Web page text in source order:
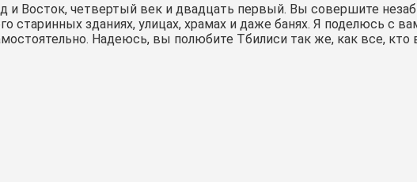
и Восток, четвертый век и двадцать первый. Вы совершите
старинных зданиях, улицах, храмах и даже банях. Я поделюсь с
Надеюсь, вы полюбите Тбилиси так же, как все,